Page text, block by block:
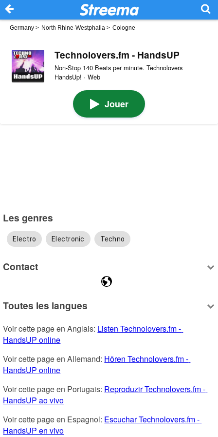
Germany > North Rhine-Westphalia > Cologne
Technolovers.fm - HandsUP
Non-Stop 140 Beats per minute. Technolovers
HandsUp! · Web
Jouer
Les genres
Electro Electronic Techno
Contact
Toutes les langues
Voir cette page en Anglais: Listen Technolovers.fm -
HandsUP online
Voir cette page en Allemand: Hören Technolovers.fm -
HandsUP online
Voir cette page en Portugais: Reproduzir Technolovers.fm -
HandsUP ao vivo
Voir cette page en Espagnol: Escuchar Technolovers.fm -
HandsUP en vivo